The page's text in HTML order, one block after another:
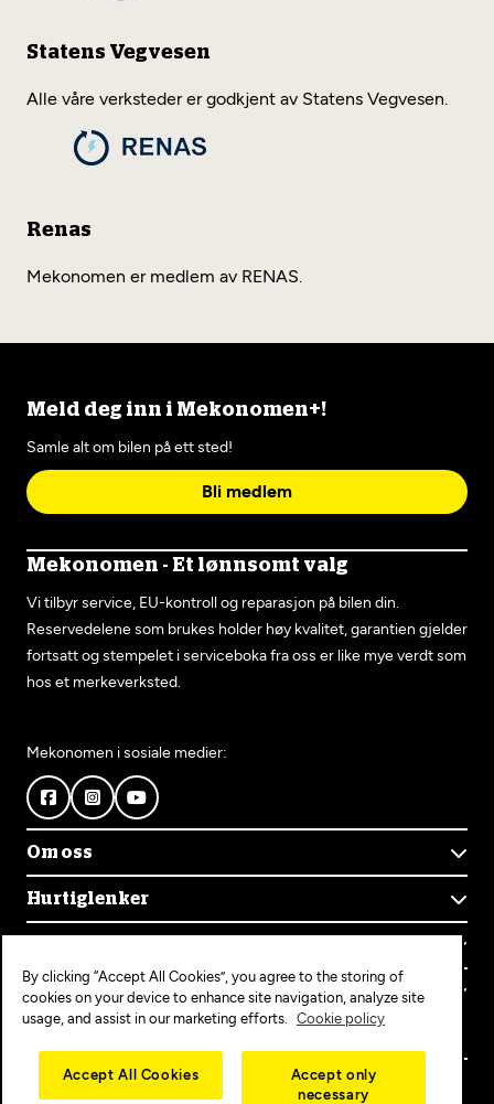
Statens Vegvesen
Alle våre verksteder er godkjent av Statens Vegvesen.
Renas
Mekonomen er medlem av RENAS.
Meld deg inn i Mekonomen+!
Samle alt om bilen på ett sted!
Bli medlem
Mekonomen - Et lønnsomt valg
Vi tilbyr service, EU-kontroll og reparasjon på bilen din.
Reservedelene som brukes holder høy kvalitet, garantien gjelder
fortsatt og stempelet i serviceboka fra oss er like mye verdt som
hos et merkeverksted.
Mekonomen i sosiale medier:
Om oss
Om Mekonomen
Mekonomens historie
Jobb i Mekonomen
Bærekraft
Bli Mekonomen-verksted
Hurtiglenker
Finn verksted
Bestill time
Opprett konto
Kundeservice
Ofte stilte spørsmål
Mekonomen+
Personvern
Populære tjenester
Bilservice
EU-kontroll
Diagnose/Feilsøking
Copyright © 2025 MEKO Norway AS
Personvernerklæring
By clicking “Accept All Cookies”, you agree to the storing of
cookies on your device to enhance site navigation, analyze site
usage, and assist in our marketing efforts.
Cookie policy
Accept All Cookies
Accept only
necessary